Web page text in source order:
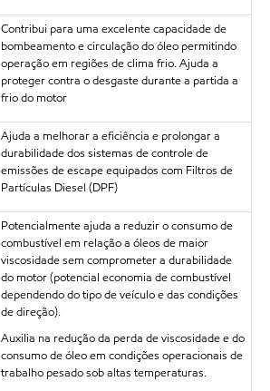
Contribui para uma excelente capacidade de
bombeamento e circulação do óleo permitindo
operação em regiões de clima frio. Ajuda a
proteger contra o desgaste durante a partida a
frio do motor
Ajuda a melhorar a eficiência e prolongar a
durabilidade dos sistemas de controle de
emissões de escape equipados com Filtros de
Partículas Diesel (DPF)
Potencialmente ajuda a reduzir o consumo de
combustível em relação a óleos de maior
viscosidade sem comprometer a durabilidade
do motor (potencial economia de combustível
dependendo do tipo de veículo e das condições
de direção).
Auxilia na redução da perda de viscosidade e do
consumo de óleo em condições operacionais de
trabalho pesado sob altas temperaturas.